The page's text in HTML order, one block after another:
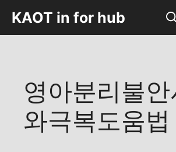
츠
KAOT in for hub
영아분리불안
와극복도움법